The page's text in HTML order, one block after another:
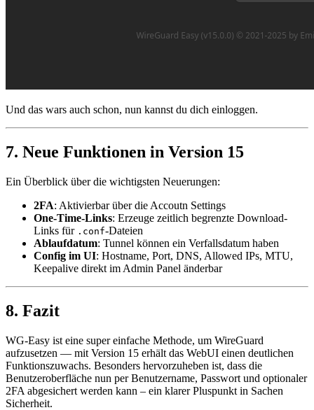
Und das wars auch schon, nun kannst du dich einloggen.
7. Neue Funktionen in Version 15
Ein Überblick über die wichtigsten Neuerungen:
2FA: Aktivierbar über die Accoutn Settings
One-Time-Links: Erzeuge zeitlich begrenzte Download-
Links für .conf-Dateien
Ablaufdatum: Tunnel können ein Verfallsdatum haben
Config im UI: Hostname, Port, DNS, Allowed IPs, MTU,
Keepalive direkt im Admin Panel änderbar
8. Fazit
WG-Easy ist eine super einfache Methode, um WireGuard
aufzusetzen — mit Version 15 erhält das WebUI einen deutlichen
Funktionszuwachs. Besonders hervorzuheben ist, dass die
Benutzeroberfläche nun per Benutzername, Passwort und optionaler
2FA abgesichert werden kann – ein klarer Pluspunkt in Sachen
Sicherheit.